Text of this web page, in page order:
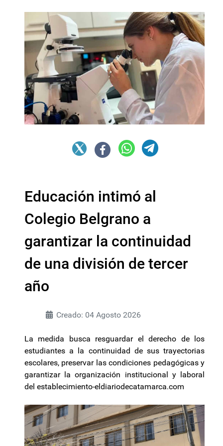
Educación intimó al
Colegio Belgrano a
garantizar la continuidad
de una división de tercer
año
Creado: 04 Agosto 2026
La medida busca resguardar el derecho de los
estudiantes a la continuidad de sus trayectorias
escolares, preservar las condiciones pedagógicas y
garantizar la organización institucional y laboral
del establecimiento-eldiariodecatamarca.com